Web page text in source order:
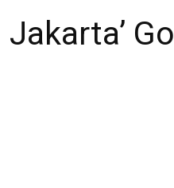
Go